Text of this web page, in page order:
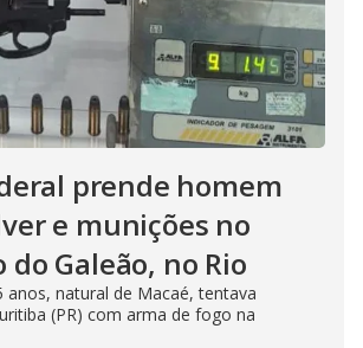
prende homem
e munições no
Galeão, no Rio
anos, natural de Macaé, tentava
(PR) com arma de fogo na